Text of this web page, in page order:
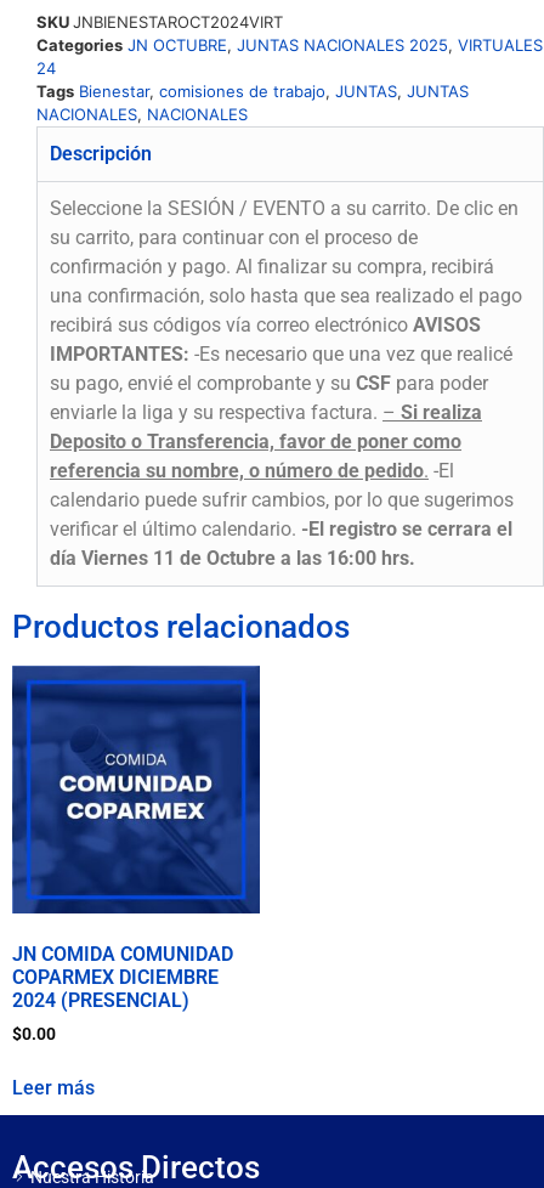
SKUJNBIENESTAROCT2024VIRT
Categories JN OCTUBRE, JUNTAS NACIONALES 2025, VIRTUALES
24
Tags Bienestar, comisiones de trabajo, JUNTAS, JUNTAS
NACIONALES, NACIONALES
Descripción
Seleccione la SESIÓN / EVENTO a su carrito. De clic en
su carrito, para continuar con el proceso de
confirmación y pago. Al finalizar su compra, recibirá
una confirmación, solo hasta que sea realizado el pago
recibirá sus códigos vía correo electrónico AVISOS
IMPORTANTES: -Es necesario que una vez que realicé
su pago, envié el comprobante y su CSF para poder
enviarle la liga y su respectiva factura. – Si realiza
Deposito o Transferencia, favor de poner como
referencia su nombre, o número de pedido. -El
calendario puede sufrir cambios, por lo que sugerimos
verificar el último calendario. -El registro se cerrara el
día Viernes 11 de Octubre a las 16:00 hrs.
Productos relacionados
JN COMIDA COMUNIDAD
COPARMEX DICIEMBRE
2024 (PRESENCIAL)
$0.00
Leer más
Accesos Directos
Nuestra Historia